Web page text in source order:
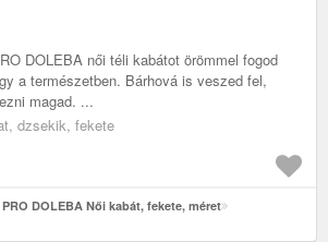
DOLEBA női téli kabátot örömmel fogod
a természetben. Bárhová is veszed fel,
magad. ...
dzsekik, fekete
DOLEBA Női kabát, fekete, méret